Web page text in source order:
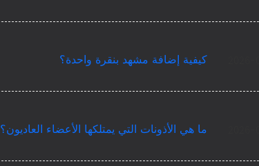
كيفية إضافة مشهد بنقرة واحدة؟
ما هي الأذونات التي يمتلكها الأعضاء العاديون؟